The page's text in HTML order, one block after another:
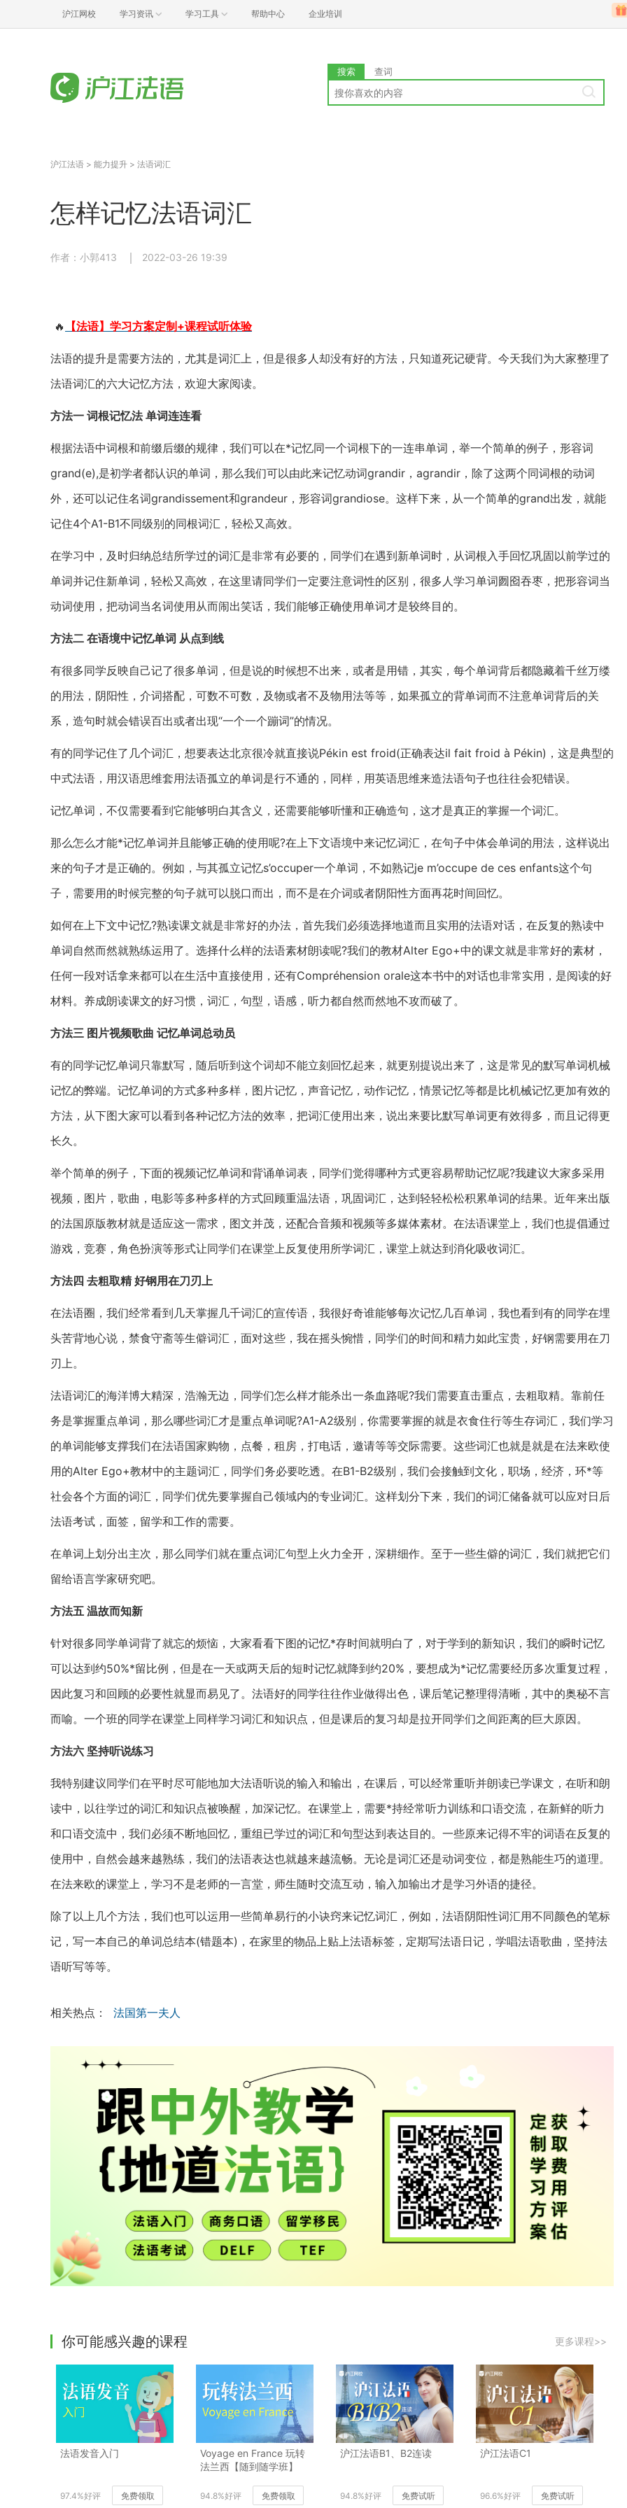
沪江网校 学习资讯 学习工具 帮助中心 企业培训
搜索 查词
沪江法语 > 能力提升 > 法语词汇
怎样记忆法语词汇
作者：小郭413 2022-03-26 19:39
🔥 【法语】学习方案定制+课程试听体验
法语的提升是需要方法的，尤其是词汇上，但是很多人却没有好的方法，只知道死记硬背。今天我们为大家整理了
法语词汇的六大记忆方法，欢迎大家阅读。
方法一 词根记忆法 单词连连看
根据法语中词根和前缀后缀的规律，我们可以在*记忆同一个词根下的一连串单词，举一个简单的例子，形容词
grand(e),是初学者都认识的单词，那么我们可以由此来记忆动词grandir，agrandir，除了这两个同词根的动词
外，还可以记住名词grandissement和grandeur，形容词grandiose。这样下来，从一个简单的grand出发，就能
记住4个A1-B1不同级别的同根词汇，轻松又高效。
在学习中，及时归纳总结所学过的词汇是非常有必要的，同学们在遇到新单词时，从词根入手回忆巩固以前学过的
单词并记住新单词，轻松又高效，在这里请同学们一定要注意词性的区别，很多人学习单词囫囵吞枣，把形容词当
动词使用，把动词当名词使用从而闹出笑话，我们能够正确使用单词才是较终目的。
方法二 在语境中记忆单词 从点到线
有很多同学反映自己记了很多单词，但是说的时候想不出来，或者是用错，其实，每个单词背后都隐藏着千丝万缕
的用法，阴阳性，介词搭配，可数不可数，及物或者不及物用法等等，如果孤立的背单词而不注意单词背后的关
系，造句时就会错误百出或者出现“一个一个蹦词”的情况。
有的同学记住了几个词汇，想要表达北京很冷就直接说Pékin est froid(正确表达il fait froid à Pékin)，这是典型的
中式法语，用汉语思维套用法语孤立的单词是行不通的，同样，用英语思维来造法语句子也往往会犯错误。
记忆单词，不仅需要看到它能够明白其含义，还需要能够听懂和正确造句，这才是真正的掌握一个词汇。
那么怎么才能*记忆单词并且能够正确的使用呢?在上下文语境中来记忆词汇，在句子中体会单词的用法，这样说出
来的句子才是正确的。例如，与其孤立记忆s’occuper一个单词，不如熟记je m’occupe de ces enfants这个句
子，需要用的时候完整的句子就可以脱口而出，而不是在介词或者阴阳性方面再花时间回忆。
如何在上下文中记忆?熟读课文就是非常好的办法，首先我们必须选择地道而且实用的法语对话，在反复的熟读中
单词自然而然就熟练运用了。选择什么样的法语素材朗读呢?我们的教材Alter Ego+中的课文就是非常好的素材，
任何一段对话拿来都可以在生活中直接使用，还有Compréhension orale这本书中的对话也非常实用，是阅读的好
材料。养成朗读课文的好习惯，词汇，句型，语感，听力都自然而然地不攻而破了。
方法三 图片视频歌曲 记忆单词总动员
有的同学记忆单词只靠默写，随后听到这个词却不能立刻回忆起来，就更别提说出来了，这是常见的默写单词机械
记忆的弊端。记忆单词的方式多种多样，图片记忆，声音记忆，动作记忆，情景记忆等都是比机械记忆更加有效的
方法，从下图大家可以看到各种记忆方法的效率，把词汇使用出来，说出来要比默写单词更有效得多，而且记得更
长久。
举个简单的例子，下面的视频记忆单词和背诵单词表，同学们觉得哪种方式更容易帮助记忆呢?我建议大家多采用
视频，图片，歌曲，电影等多种多样的方式回顾重温法语，巩固词汇，达到轻轻松松积累单词的结果。近年来出版
的法国原版教材就是适应这一需求，图文并茂，还配合音频和视频等多媒体素材。在法语课堂上，我们也提倡通过
游戏，竞赛，角色扮演等形式让同学们在课堂上反复使用所学词汇，课堂上就达到消化吸收词汇。
方法四 去粗取精 好钢用在刀刃上
在法语圈，我们经常看到几天掌握几千词汇的宣传语，我很好奇谁能够每次记忆几百单词，我也看到有的同学在埋
头苦背地心说，禁食守斋等生僻词汇，面对这些，我在摇头惋惜，同学们的时间和精力如此宝贵，好钢需要用在刀
刃上。
法语词汇的海洋博大精深，浩瀚无边，同学们怎么样才能杀出一条血路呢?我们需要直击重点，去粗取精。靠前任
务是掌握重点单词，那么哪些词汇才是重点单词呢?A1-A2级别，你需要掌握的就是衣食住行等生存词汇，我们学习
的单词能够支撑我们在法语国家购物，点餐，租房，打电话，邀请等等交际需要。这些词汇也就是就是在法来欧使
用的Alter Ego+教材中的主题词汇，同学们务必要吃透。在B1-B2级别，我们会接触到文化，职场，经济，环*等
社会各个方面的词汇，同学们优先要掌握自己领域内的专业词汇。这样划分下来，我们的词汇储备就可以应对日后
法语考试，面签，留学和工作的需要。
在单词上划分出主次，那么同学们就在重点词汇句型上火力全开，深耕细作。至于一些生僻的词汇，我们就把它们
留给语言学家研究吧。
方法五 温故而知新
针对很多同学单词背了就忘的烦恼，大家看看下图的记忆*存时间就明白了，对于学到的新知识，我们的瞬时记忆
可以达到约50%*留比例，但是在一天或两天后的短时记忆就降到约20%，要想成为*记忆需要经历多次重复过程，
因此复习和回顾的必要性就显而易见了。法语好的同学往往作业做得出色，课后笔记整理得清晰，其中的奥秘不言
而喻。一个班的同学在课堂上同样学习词汇和知识点，但是课后的复习却是拉开同学们之间距离的巨大原因。
方法六 坚持听说练习
我特别建议同学们在平时尽可能地加大法语听说的输入和输出，在课后，可以经常重听并朗读已学课文，在听和朗
读中，以往学过的词汇和知识点被唤醒，加深记忆。在课堂上，需要*持经常听力训练和口语交流，在新鲜的听力
和口语交流中，我们必须不断地回忆，重组已学过的词汇和句型达到表达目的。一些原来记得不牢的词语在反复的
使用中，自然会越来越熟练，我们的法语表达也就越来越流畅。无论是词汇还是动词变位，都是熟能生巧的道理。
在法来欧的课堂上，学习不是老师的一言堂，师生随时交流互动，输入加输出才是学习外语的捷径。
除了以上几个方法，我们也可以运用一些简单易行的小诀窍来记忆词汇，例如，法语阴阳性词汇用不同颜色的笔标
记，写一本自己的单词总结本(错题本)，在家里的物品上贴上法语标签，定期写法语日记，学唱法语歌曲，坚持法
语听写等等。
相关热点： 法国第一夫人
你可能感兴趣的课程 更多课程>>
法语发音入门
97.4%好评 免费领取
Voyage en France 玩转
法兰西【随到随学班】
94.8%好评 免费领取
沪江法语B1、B2连读
94.8%好评 免费试听
沪江法语C1
96.6%好评 免费试听